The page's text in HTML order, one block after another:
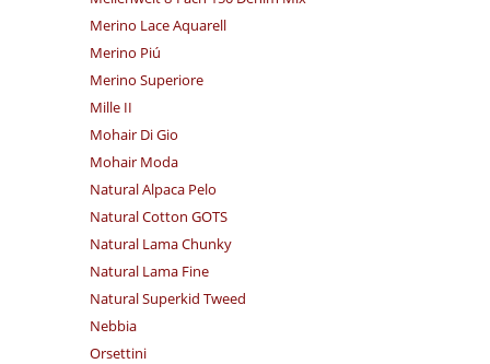
Merino Lace Aquarell
Merino Piú
Merino Superiore
Mille II
Mohair Di Gio
Mohair Moda
Natural Alpaca Pelo
Natural Cotton GOTS
Natural Lama Chunky
Natural Lama Fine
Natural Superkid Tweed
Nebbia
Orsettini